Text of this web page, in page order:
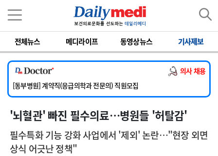
전체뉴스 메디라이프 동영상뉴스 기사제보
의사 채용
[서울아산병원] 2026년 하반기 인턴 모집
[영남대학교의료원] 마취통증의학과 임기제 임상의사 채용
[충남대학교병원] 소아청소년과(소아응급전담) 계약직 의사 공개채용
[동부병원] 계약직(응급의학과 전문의) 직원모집
[이대목동병원] 하반기 전공의(레지던트1년차) 모집
[서울아산병원] 2026년 하반기 인턴 모집
'뇌혈관' 빠진 필수의료…병원들 '허탈감'
필수특화 기능 강화 사업에서 '제외' 논란…"현장 외면
상식 어긋난 정책"